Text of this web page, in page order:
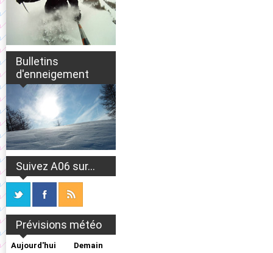
Bulletins
d'enneigement
Suivez A06 sur...
Prévisions météo
Aujourd'hui Demain